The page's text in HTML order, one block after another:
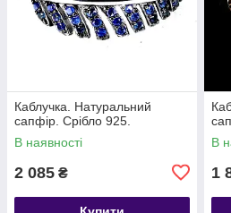
Каблучка. Натуральний
сапфір. Срібло 925.
В наявності
2 085 ₴
В
1